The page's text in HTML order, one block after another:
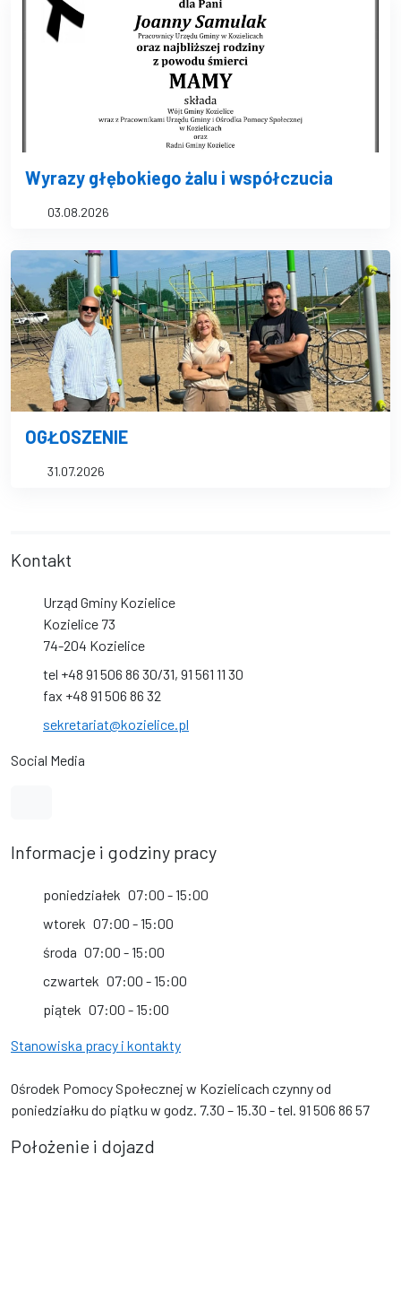
Wyrazy głębokiego żalu i współczucia
03.08.2026
OGŁOSZENIE
31.07.2026
Kontakt
Urząd Gminy Kozielice
Kozielice 73
74-204 Kozielice
tel +48 91 506 86 30/31, 91 561 11 30
fax +48 91 506 86 32
sekretariat@kozielice.pl
Social Media
Informacje i godziny pracy
poniedziałek 07:00 - 15:00
wtorek 07:00 - 15:00
środa 07:00 - 15:00
czwartek 07:00 - 15:00
piątek 07:00 - 15:00
Stanowiska pracy i kontakty
Ośrodek Pomocy Społecznej w Kozielicach czynny od
poniedziałku do piątku w godz. 7.30 – 15.30 - tel. 91 506 86 57
Położenie i dojazd